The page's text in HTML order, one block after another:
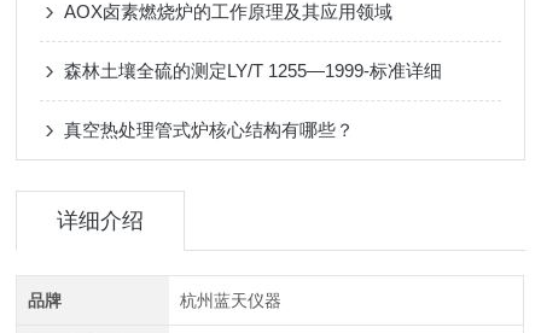
AOX卤素燃烧炉的工作原理及其应用领域
森林土壤全硫的测定LY/T 1255—1999-标准详细
真空热处理管式炉核心结构有哪些？
详细介绍
品牌 杭州蓝天仪器